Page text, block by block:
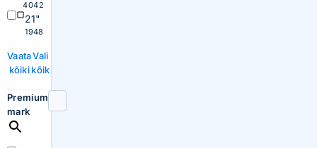
4042
21"
1948
Vaata
kõiki
Vali
kõik
Premium
mark